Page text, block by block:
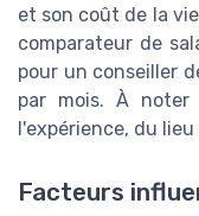
et son coût de la
comparateur de
pour un conseiller
par mois. À
l'expérience, du
Facteurs